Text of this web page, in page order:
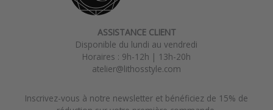
ASSISTANCE CLIENT
Disponible du lundi au vendredi
Horaires : 9h-12h | 13h-20h
atelier@lithosstyle.com
Inscrivez-vous à notre newsletter et bénéficiez de 15% de